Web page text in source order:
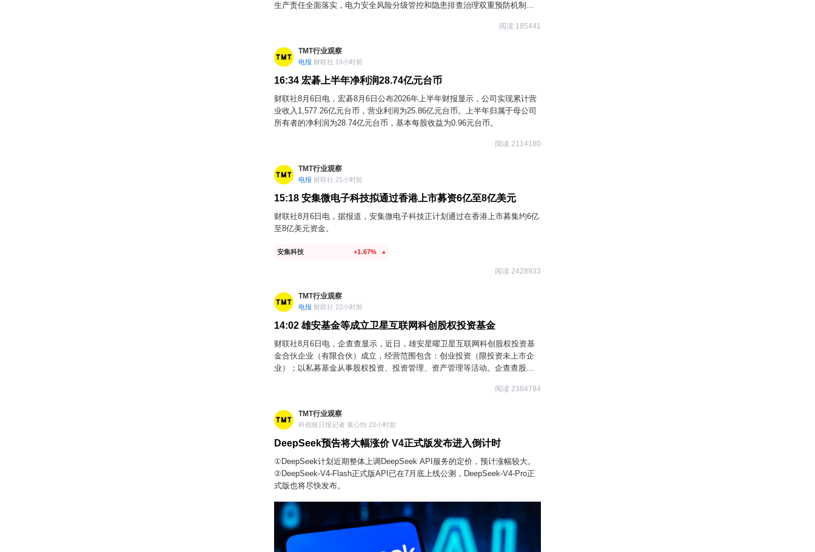
生产责任全面落实，电力安全风险分级管控和隐患排查治理双重预防机制有
效管控，以科技为核心的本质安全建设全面推进，推动实现从“要我安阅读 185441
TMT行业观察
电报 财联社 19小时前
16:34 宏碁上半年净利润28.74亿元台币
财联社8月6日电，宏碁8月6日公布2026年上半年财报显示，公司实现累计营
业收入1,577.26亿元台币，营业利润为25.86亿元台币。上半年归属于母公司
所有者的净利润为28.74亿元台币，基本每股收益为0.96元台币。
阅读 2114180
TMT行业观察
电报 财联社 21小时前
15:18 安集微电子科技拟通过香港上市募资6亿至8亿美元
财联社8月6日电，据报道，安集微电子科技正计划通过在香港上市募集约6亿
至8亿美元资金。
安集科技 +1.67% ▲
阅读 2428933
TMT行业观察
电报 财联社 22小时前
14:02 雄安基金等成立卫星互联网科创股权投资基金
财联社8月6日电，企查查显示，近日，雄安星曜卫星互联网科创股权投资基
金合伙企业（有限合伙）成立，经营范围包含：创业投资（限投资未上市企
业）；以私募基金从事股权投资、投资管理、资产管理等活动。企查查股权
阅读 2384784
TMT行业观察
科创板日报记者 黄心怡 23小时前
DeepSeek预告将大幅涨价 V4正式版发布进入倒计时
①DeepSeek计划近期整体上调DeepSeek API服务的定价，预计涨幅较大。
②DeepSeek-V4-Flash正式版API已在7月底上线公测，DeepSeek-V4-Pro正
式版也将尽快发布。